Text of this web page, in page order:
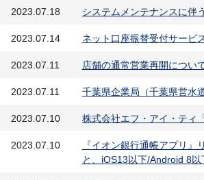
2023.07.18 システムメンテナンスに伴
2023.07.14 ネット口座振替受付サー
2023.07.11 店舗の通常営業再開につい
2023.07.11 千葉県企業局（千葉県営水
2023.07.10 株式会社エフ・アイ・ティ
2023.07.10
『イオン銀行通帳アプリ
と、iOS13以下/Android 8